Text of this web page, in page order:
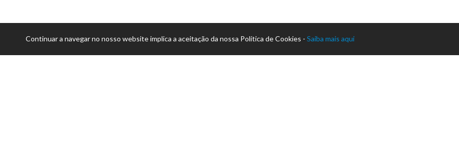
Continuar a navegar no nosso website implica a aceitação da nossa Política de Cookies - Saiba mais aqui